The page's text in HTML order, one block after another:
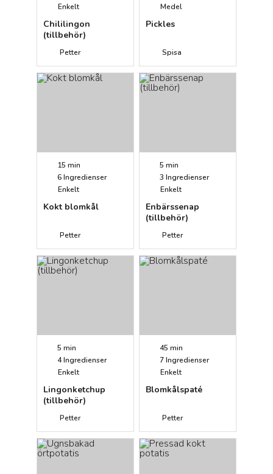
Enkelt
Chililingon
(tillbehör)
Petter
Medel
Pickles
Spisa
15 min
6Ingredienser
Enkelt
Kokt blomkål
Petter
5 min
3 Ingredienser
Enkelt
Enbärssenap
(tillbehör)
Petter
5 min
4Ingredienser
Enkelt
Lingonketchup
(tillbehör)
Petter
45 min
7Ingredienser
Enkelt
Blomkålspaté
Petter